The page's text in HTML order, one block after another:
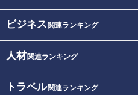
ビジネス 関連ランキング
人材関連ランキング
トラベル関連ランキング